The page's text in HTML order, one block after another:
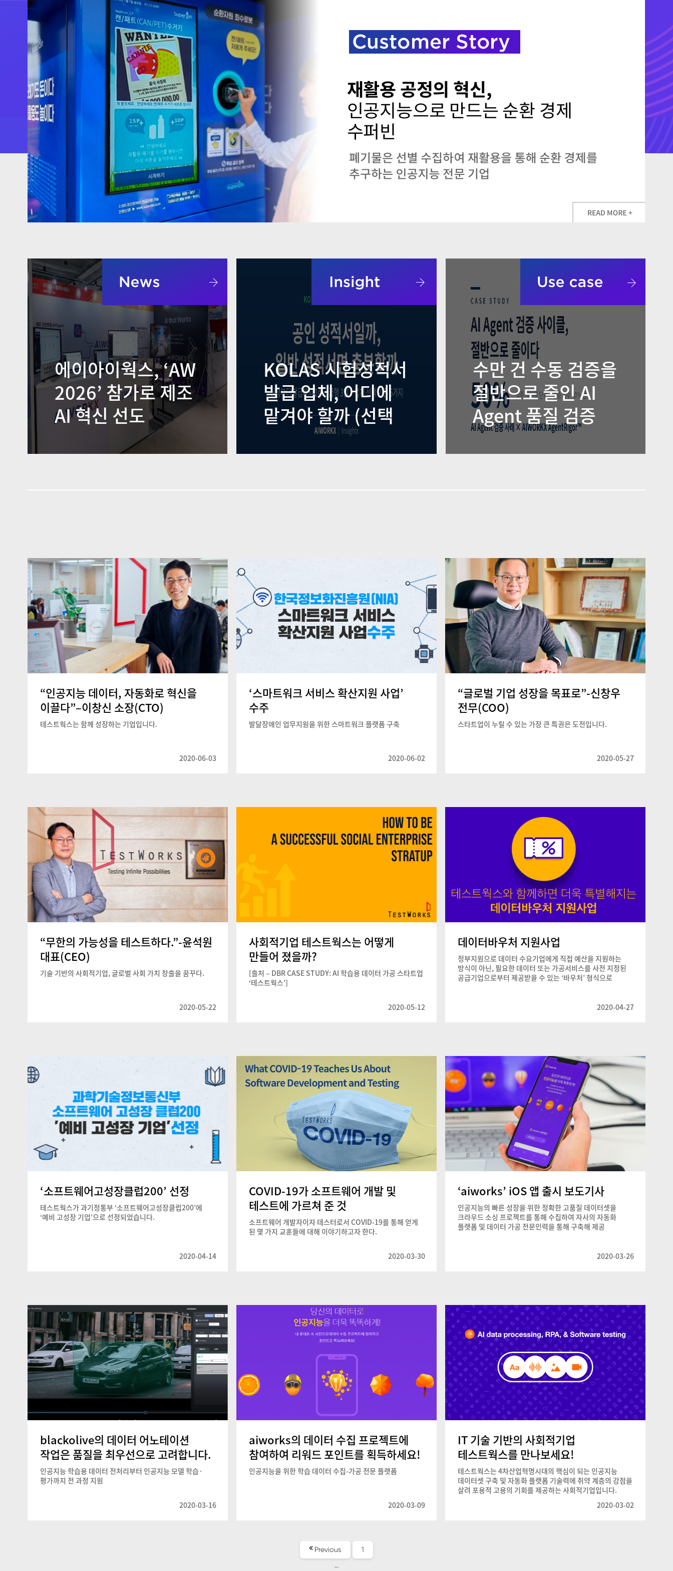
에이아이웍스, ‘AW
2026’ 참가로 제조
AI 혁신 선도
KOLAS 시험성적서
발급 업체, 어디에
맡겨야 할까 (선택
기준 5가지와 절차,
기간, 비용)
수만 건 수동 검증을
절반으로 줄인 AI
Agent 품질 검증
자동화 사례
“인공지능 데이터, 자동화로 혁신을
이끌다”–이창신 소장(CTO)
테스트웍스는 함께 성장하는 기업입니다.
2020-06-03
‘스마트워크 서비스 확산지원 사업’
수주
발달장애인 업무지원을 위한 스마트워크 플랫폼 구축
2020-06-02
“글로벌 기업 성장을 목표로”-신창우
전무(COO)
스타트업이 누릴 수 있는 가장 큰 특권은 도전입니다.
2020-05-27
“무한의 가능성을 테스트하다.”-윤석원
대표(CEO)
기술 기반의 사회적기업, 글로벌 사회 가치 창출을 꿈꾸다.
2020-05-22
사회적기업 테스트웍스는 어떻게
만들어 졌을까?
[출처 – DBR CASE STUDY: AI 학습용 데이터 가공 스타트업
‘테스트웍스’]
2020-05-12
데이터바우처 지원사업
정부지원으로 데이터 수요기업에게 직접 예산을 지원하는
방식이 아닌, 필요한 데이터 또는 가공서비스를 사전 지정된
공급기업으로부터 제공받을 수 있는 ‘바우처’ 형식으로
2020-04-27
‘소프트웨어고성장클럽200’ 선정
테스트웍스가 과기정통부 ‘소프트웨어고성장클럽200’에
‘예비 고성장 기업’으로 선정되었습니다.
2020-04-14
COVID-19가 소프트웨어 개발 및
테스트에 가르쳐 준 것
소프트웨어 개발자이자 테스터로서 COVID-19를 통해 얻게
된 몇 가지 교훈들에 대해 이야기하고자 한다.
2020-03-30
‘aiworks’ iOS 앱 출시 보도기사
인공지능의 빠른 성장을 위한 정확한 고품질 데이터셋을
크라우드 소싱 프로젝트를 통해 수집하여 자사의 자동화
플랫폼 및 데이터 가공 전문인력을 통해 구축해 제공
2020-03-26
blackolive의 데이터 어노테이션
작업은 품질을 최우선으로 고려합니다.
인공지능 학습용 데이터 전처리부터 인공지능 모델 학습·
평가까지 전 과정 지원
2020-03-16
aiworks의 데이터 수집 프로젝트에
참여하여 리워드 포인트를 획득하세요!
인공지능을 위한 학습 데이터 수집-가공 전문 플랫폼
2020-03-09
IT 기술 기반의 사회적기업
테스트웍스를 만나보세요!
테스트웍스는 4차산업혁명시대의 핵심이 되는 인공지능
데이터셋 구축 및 자동화 플랫폼 기술력에 취약 계층의 강점을
살려 포용적 고용의 기회를 제공하는 사회적기업입니다.
2020-03-02
Previous Page
1